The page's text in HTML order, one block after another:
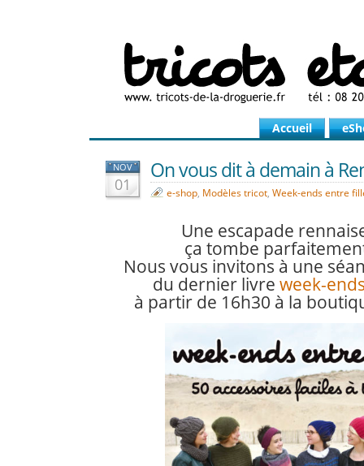
Accueil
NOV
01
On vous dit à demain à
e-shop, Modèles tricot, Week-ends entre
Une escapade
ça tombe
Nous vous invitons à une
du dernier livre week-
à partir de 16h30 à la